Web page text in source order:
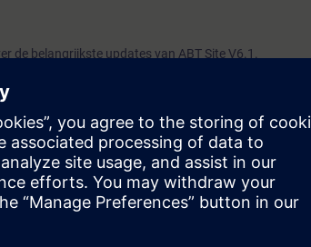
de belangrijkste updates van ABT Site V6.1.
ABT Site, wijzigingen door te voeren en op te slaan
7 en Control Point cursus in ABT Site V6.0 al hebben
ABT Site V6.1.
V6.0 worden behandeld.